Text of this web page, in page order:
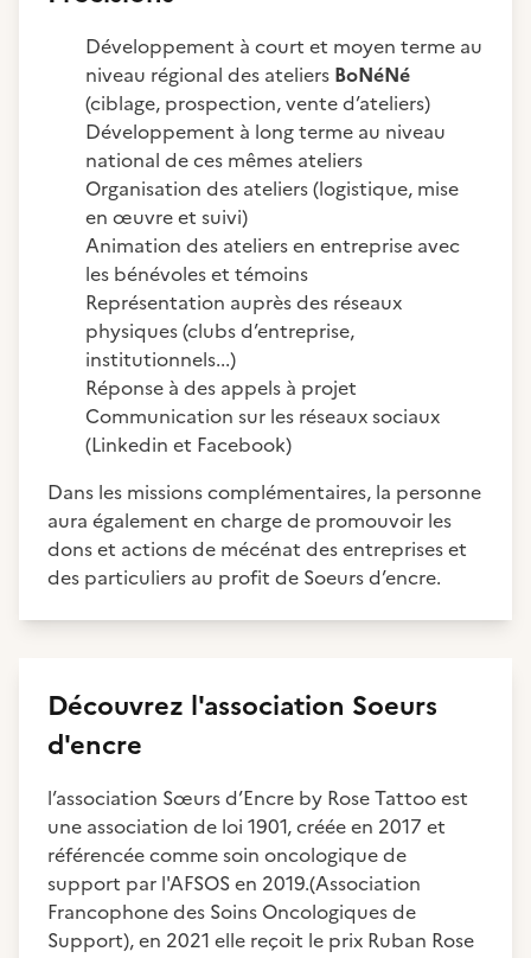
Développement à court et moyen terme au
niveau régional des ateliers BoNéNé
(ciblage, prospection, vente d’ateliers)
Développement à long terme au niveau
national de ces mêmes ateliers
Organisation des ateliers (logistique, mise
en œuvre et suivi)
Animation des ateliers en entreprise avec
les bénévoles et témoins
Représentation auprès des réseaux
physiques (clubs d’entreprise,
institutionnels...)
Réponse à des appels à projet
Communication sur les réseaux sociaux
(Linkedin et Facebook)
Dans les missions complémentaires, la personne
aura également en charge de promouvoir les
dons et actions de mécénat des entreprises et
des particuliers au profit de Soeurs d’encre.
Découvrez l'association Soeurs
d'encre
l’association Sœurs d’Encre by Rose Tattoo est
une association de loi 1901, créée en 2017 et
référencée comme soin oncologique de
support par l'AFSOS en 2019.(Association
Francophone des Soins Oncologiques de
Support), en 2021 elle reçoit le prix Ruban Rose